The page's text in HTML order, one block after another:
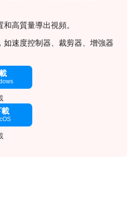
高質量導出視頻。
如速度控制器、裁剪器、增強器